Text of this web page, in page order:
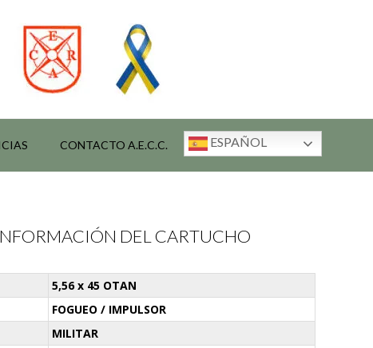
CONTACTO A.E.C.C. ESPAÑOL
DEL CARTUCHO
5,56 x 45 OTAN
FOGUEO / IMPULSOR
MILITAR